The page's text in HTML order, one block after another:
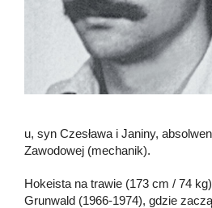
u, syn Czesława i Janiny,
Zawodowej (mechanik).
Hokeista na trawie (173 cm / 74
Grunwald (1966-1974), gdzie